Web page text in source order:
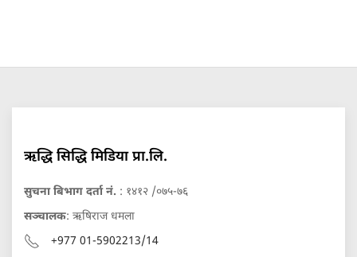
ऋद्धि सिद्धि मिडिया प्रा.लि.
सुचना बिभाग दर्ता नं. : १४१२ /०७५-७६
सञ्चालक: ऋषिराज धमला
+977 01-5902213/14